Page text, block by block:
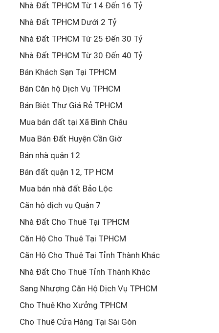
Nhà Đất TPHCM Từ 14 Đến 16 Tỷ
Nhà Đất TPHCM Dưới 2 Tỷ
Nhà Đất TPHCM Từ 25 Đến 30 Tỷ
Nhà Đất TPHCM Từ 30 Đến 40 Tỷ
Bán Khách Sạn Tại TPHCM
Bán Căn hộ Dịch Vụ TPHCM
Bán Biệt Thự Giá Rẻ TPHCM
Mua bán đất tại Xã Bình Châu
Mua Bán Đất Huyện Cần Giờ
Bán nhà quận 12
Bán đất quận 12, TP HCM
Mua bán nhà đất Bảo Lộc
Căn hộ dịch vụ Quận 7
Nhà Đất Cho Thuê Tại TPHCM
Căn Hộ Cho Thuê Tại TPHCM
Căn Hộ Cho Thuê Tại Tỉnh Thành Khác
Nhà Đất Cho Thuê Tỉnh Thành Khác
Sang Nhượng Căn Hộ Dịch Vụ TPHCM
Cho Thuê Kho Xưởng TPHCM
Cho Thuê Cửa Hàng Tại Sài Gòn